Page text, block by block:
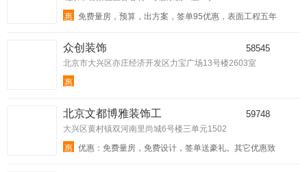
惠
免费量房，预算，出方案，签单95优惠，表面工程五年
众创装饰 58545
北京市大兴区亦庄经济开发区力宝广场13号楼2603室
惠
北京文都博雅装饰工 59748
大兴区黄村镇双河南里尚城6号楼三单元1502
惠
优惠：免费量房，免费设计，签单送豪礼。其它优惠致